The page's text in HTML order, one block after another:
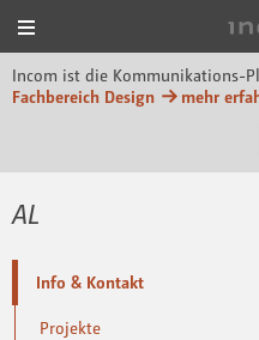
Incom ist die Kommunikations-
Fachbereich Design
mehr
AL
Info & Kontakt
Projekte